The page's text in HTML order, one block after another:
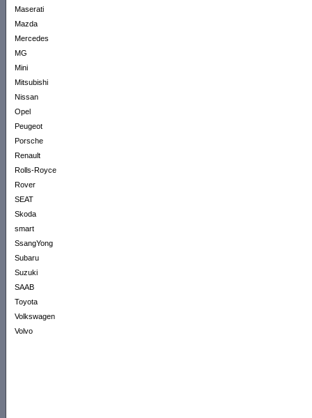
Maserati
Mazda
Mercedes
MG
Mini
Mitsubishi
Nissan
Opel
Peugeot
Porsche
Renault
Rolls-Royce
Rover
SEAT
Skoda
smart
SsangYong
Subaru
Suzuki
SAAB
Toyota
Volkswagen
Volvo